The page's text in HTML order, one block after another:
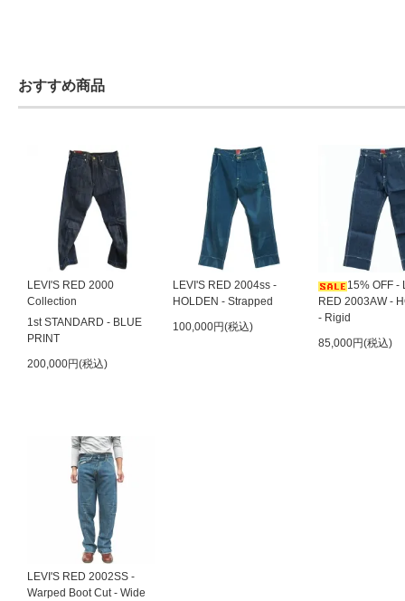
おすすめ商品
LEVI'S RED 2000
Collection
1st STANDARD - BLUE
PRINT
200,000円(税込)
LEVI'S RED 2004ss -
HOLDEN - Strapped
100,000円(税込)
15% OFF -
RED 2003AW -
- Rigid
85,000円(税込)
LEVI'S RED 2002SS -
Warped Boot Cut - Wide